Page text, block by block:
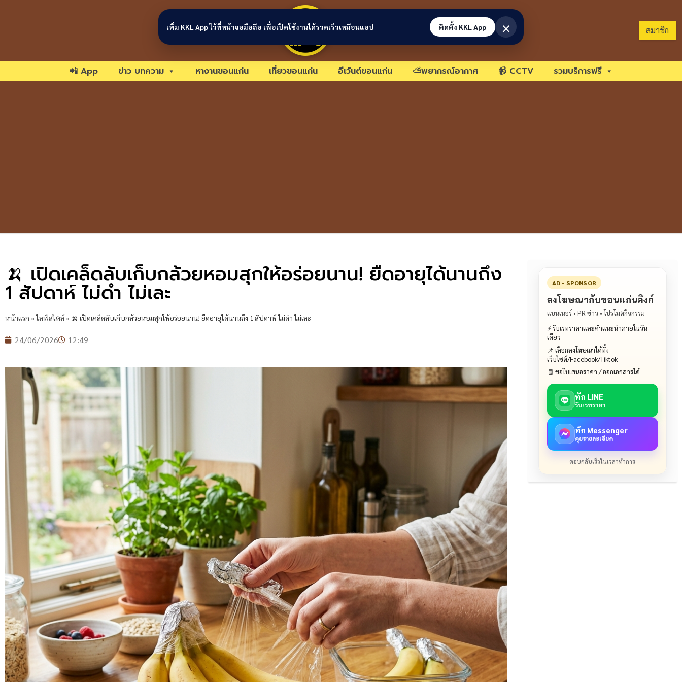
ขอนแก่นลิงก์ สมาชิก
📲 App ข่าว บทความ หางานขอนแก่น เที่ยวขอนแก่น อีเว้นต์ขอนแก่น ⛅พยากรณ์อากาศ 📹 CCTV รวมบริการฟรี
🍌 เปิดเคล็ดลับเก็บกล้วยหอมสุกให้อร่อยนาน! ยืดอายุได้นานถึง
1 สัปดาห์ ไม่ดำ ไม่เละ
หน้าแรก »ไลฟ์สไตล์» 🍌 เปิดเคล็ดลับเก็บกล้วยหอมสุกให้อร่อยนาน! ยืดอายุได้นานถึง 1 สัปดาห์ ไม่ดำ ไม่เละ
24/06/2026 12:49
AD • SPONSOR
ลงโฆษณากับขอนแก่นลิงก์
แบนเนอร์ • PR ข่าว • โปรโมตกิจกรรม
⚡ รับเรทราคาและคำแนะนำภายในวัน
เดียว
📌 เลือกลงโฆษณาได้ทั้ง
เว็บไซต์/Facebook/Tiktok
🧾 ขอใบเสนอราคา / ออกเอกสารได้
ทัก LINE
รับเรทราคา
ทัก Messenger
คุยรายละเอียด
ตอบกลับเร็วในเวลาทำการ
เพิ่ม KKL App ไว้ที่หน้าจอมือถือ เพื่อเปิดใช้งานได้รวดเร็วเหมือนแอป ติดตั้ง KKL App ×